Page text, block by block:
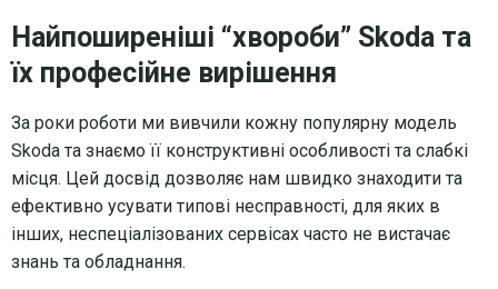
Найпоширеніші “хвороби” Skoda та
їх професійне вирішення
За роки роботи ми вивчили кожну популярну модель
Skoda та знаємо її конструктивні особливості та слабкі
місця. Цей досвід дозволяє нам швидко знаходити та
ефективно усувати типові несправності, для яких в
інших, неспеціалізованих сервісах часто не вистачає
знань та обладнання.